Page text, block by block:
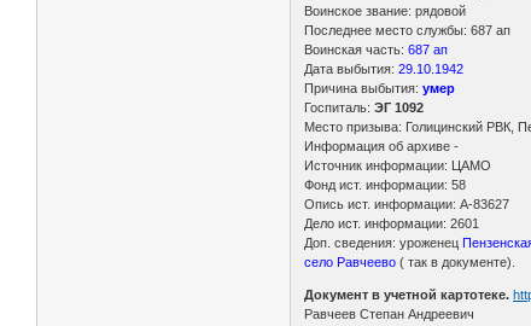
Воинское звание: рядовой
Последнее место службы: 687 ап
Воинская часть:687 ап
Дата выбытия:29.10.1942
Причина выбытия:умер
Госпиталь:ЭГ 1092
Место призыва: Голицинский РВК,
Информация об архиве -
Источник информации: ЦАМО
Фонд ист. информации: 58
Опись ист. информации: А-83627
Дело ист. информации: 2601
Доп. сведения: уроженец
село Равчеево ( так в документе).
Документ в учетной картотеке.
Равчеев Степан Андреевич